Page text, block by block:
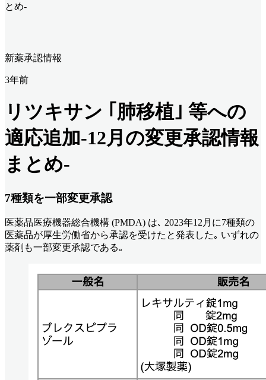
とめ-
新薬承認情報
3年前
リツキサン ｢肺移植｣ 等への
適応追加-12月の変更承認情報
まとめ-
7種類を一部変更承認
医薬品医療機器総合機構 (PMDA) は､ 2023年12月に7種類の
医薬品が厚生労働省から承認を受けたと発表した｡ いずれの
薬剤も一部変更承認である｡